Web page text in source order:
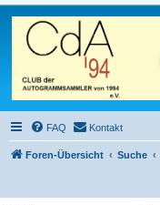
FAQ Kontakt
Foren-Übersicht Suche